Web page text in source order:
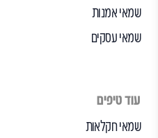
שמאי אמנות
שמאי עסקים
עוד טיפים
שמאי חקלאות